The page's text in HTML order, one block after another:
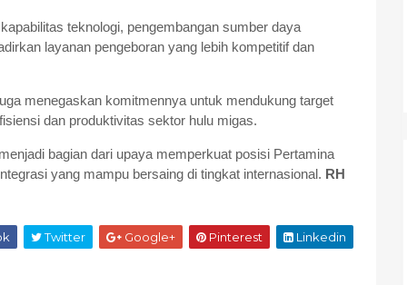
teknologi, pengembangan sumber daya
layanan pengeboran yang lebih kompetitif dan
menegaskan komitmennya untuk mendukung target
dan produktivitas sektor hulu migas.
bagian dari upaya memperkuat posisi Pertamina
yang mampu bersaing di tingkat internasional. RH
Twitter Google+ Pinterest Linkedin